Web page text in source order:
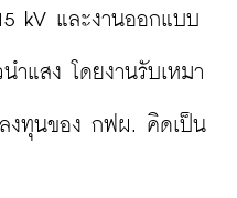
kV และงานออกแบบ
ำแสง โดยงานรับเหมา
ลงทุนของ กฟผ. คิดเป็น